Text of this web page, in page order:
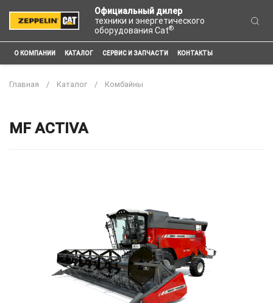
Официальный дилер
техники и энергетического
оборудования Cat®
О КОМПАНИИ КАТАЛОГ СЕРВИС И ЗАПЧАСТИ КОНТАКТЫ
Главная Каталог Комбайны
MF ACTIVA